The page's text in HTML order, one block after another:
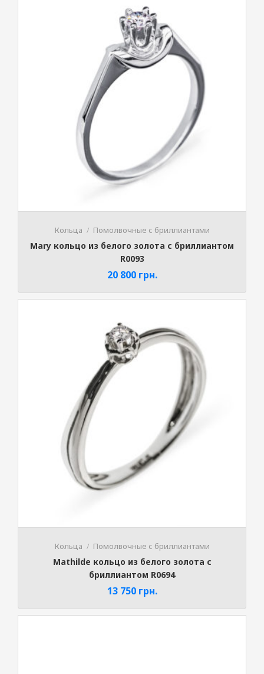
Кольца Помолвочные с бриллиантами
Mary кольцо из белого золота с бриллиантом
R0093
20 800 грн.
Кольца Помолвочные с бриллиантами
Mathilde кольцо из белого золота с
бриллиантом R0694
13 750 грн.